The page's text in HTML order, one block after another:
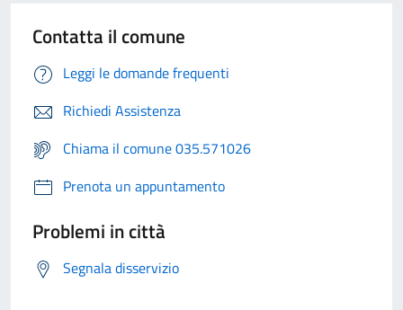
Contatta il comune
Leggi le domande frequenti
Richiedi Assistenza
Chiama il comune 035.571026
Prenota un appuntamento
Problemi in città
Segnala disservizio